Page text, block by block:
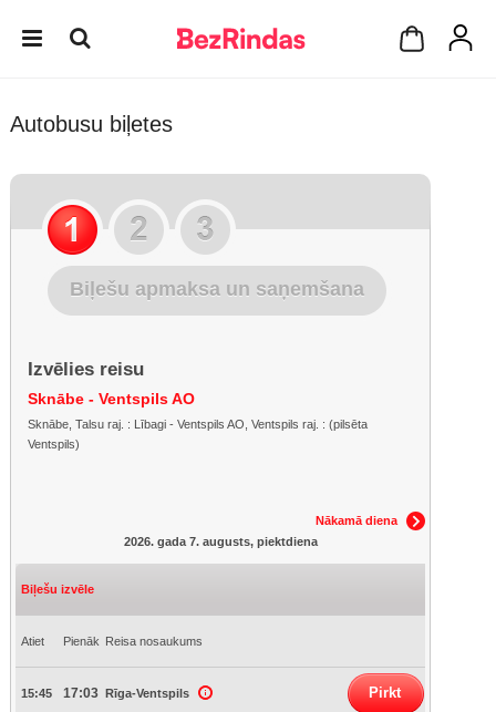
Autobusu biļetes
Biļešu apmaksa un saņemšana
Izvēlies reisu
Sknābe - Ventspils AO
Sknābe, Talsu raj. : Lībagi - Ventspils AO, Ventspils raj. : (pilsēta
Ventspils)
Nākamā diena
2026. gada 7. augusts, piektdiena
Biļešu izvēle
Atiet Pienāk Reisa nosaukums
15:45 17:03 Rīga-Ventspils Pirkt